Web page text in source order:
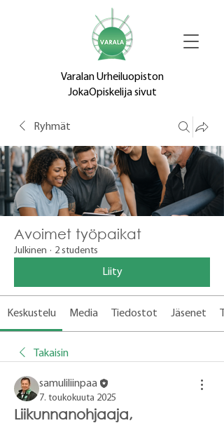
Varalan Urheiluopiston
JokaOpiskelija sivut
Ryhmät
Avoimet työpaikat
Julkinen · 2 students
Liity
Keskustelu Media Tiedostot Jäsenet
Takaisin
samuliliinpaa
7. toukokuuta 2025
Liikunnanohjaaja,